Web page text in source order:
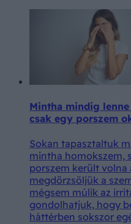
Mintha mindig
csak egy porszem
Sokan tapasztaltuk
mintha homokszem,
porszem került volna
megdörzsöljük a
mégsem múlik az
gondolhatjuk, hogy
háttérben sokszor